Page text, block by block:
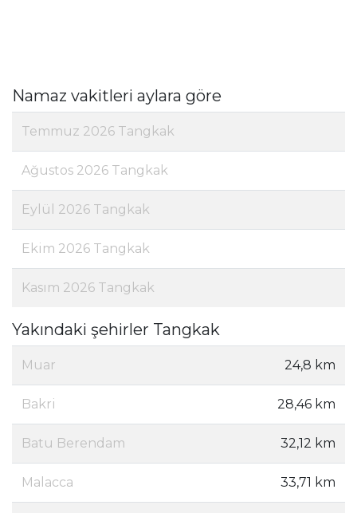
Namaz vakitleri aylara göre
Temmuz 2026 Tangkak
Ağustos 2026 Tangkak
Eylül 2026 Tangkak
Ekim 2026 Tangkak
Kasım 2026 Tangkak
Yakındaki şehirler Tangkak
Muar 24,8 km
Bakri 28,46 km
Batu Berendam 32,12 km
Malacca 33,71 km